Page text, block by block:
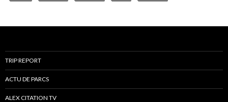
TRIP REPORT
ACTU DE PARCS
ALEX CITATION TV